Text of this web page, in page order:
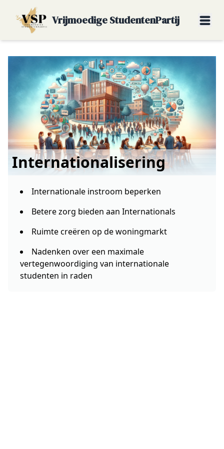
Vrijmoedige StudentenPartij
Internationalisering
Internationale instroom beperken
Betere zorg bieden aan Internationals
Ruimte creëren op de woningmarkt
Nadenken over een maximale
vertegenwoordiging van internationale
studenten in raden